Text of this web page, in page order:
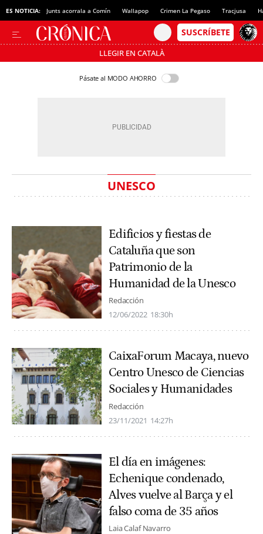
ES NOTICIA: Junts acorrala a Comín Wallapop Crimen La Pegaso Tracjusa
LLEGIR EN CATALÀ
Pásate al MODO AHORRO
UNESCO
Edificios y fiestas de
Cataluña que son
Patrimonio de la
Humanidad de la Unesco
Redacción
12/06/2022 18:30h
CaixaForum Macaya, nuevo
Centro Unesco de Ciencias
Sociales y Humanidades
Redacción
23/11/2021 14:27h
El día en imágenes:
Echenique condenado,
Alves vuelve al Barça y el
falso coma de 35 años
Laia Calaf Navarro